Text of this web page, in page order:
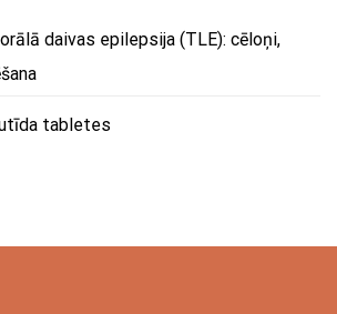
daivas epilepsija (TLE): cēloņi,
tabletes